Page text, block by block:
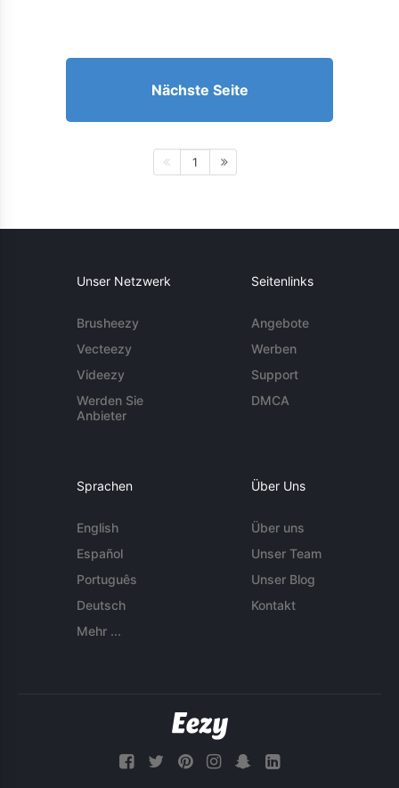
Nächste Seite
1
Unser Netzwerk
Brusheezy
Vecteezy
Videezy
Werden Sie
Anbieter
Seitenlinks
Angebote
Werben
Support
DMCA
Sprachen
English
Español
Português
Deutsch
Mehr ...
Über Uns
Über uns
Unser Team
Unser Blog
Kontakt